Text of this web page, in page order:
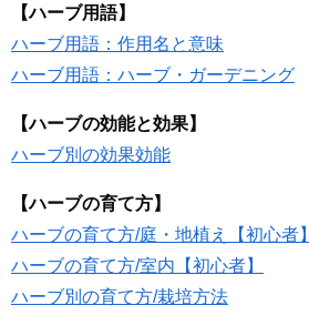
【ハーブ用語】
ハーブ用語：作用名と意味
ハーブ用語：ハーブ・ガーデニング
【ハーブの効能と効果】
ハーブ別の効果効能
【ハーブの育て方】
ハーブの育て方/庭・地植え【初心者】
ハーブの育て方/室内【初心者】
ハーブ別の育て方/栽培方法